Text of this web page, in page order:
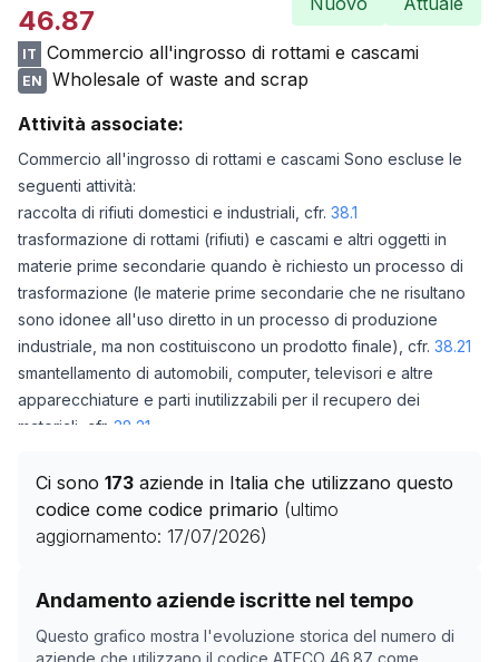
46.87
IT Commercio all'ingrosso di rottami e cascami
EN
Wholesale of waste and scrap
Attività associate:
Commercio all'ingrosso di rottami e cascami Sono escluse le
seguenti attività:
raccolta di rifiuti domestici e industriali, cfr. 38.1
trasformazione di rottami (rifiuti) e cascami e altri oggetti in
materie prime secondarie quando è richiesto un processo di
trasformazione (le materie prime secondarie che ne risultano
sono idonee all'uso diretto in un processo di produzione
industriale, ma non costituiscono un prodotto finale), cfr. 38.21
smantellamento di automobili, computer, televisori e altre
apparecchiature e parti inutilizzabili per il recupero dei
materiali, cfr. 38.21
frantumazione di automobili mediante un processo meccanico,
cfr.38.21
trattamento di rifiuti per lo smaltimento senza recupero, cfr.
all'ingrosso, cfr.46.18
commercio al dettaglio di articoli di seconda mano, cfr.47.79
Ci sono 173 aziende in Italia che utilizzano questo
codice come codice primario (ultimo
aggiornamento: 17/07/2026)
Andamento aziende iscritte nel tempo
Questo grafico mostra l'evoluzione storica del numero di
aziende che utilizzano il codice ATECO 46.87 come
Storico numero di aziende con codice ATECO
Data rilevazione
26/04/2025
0